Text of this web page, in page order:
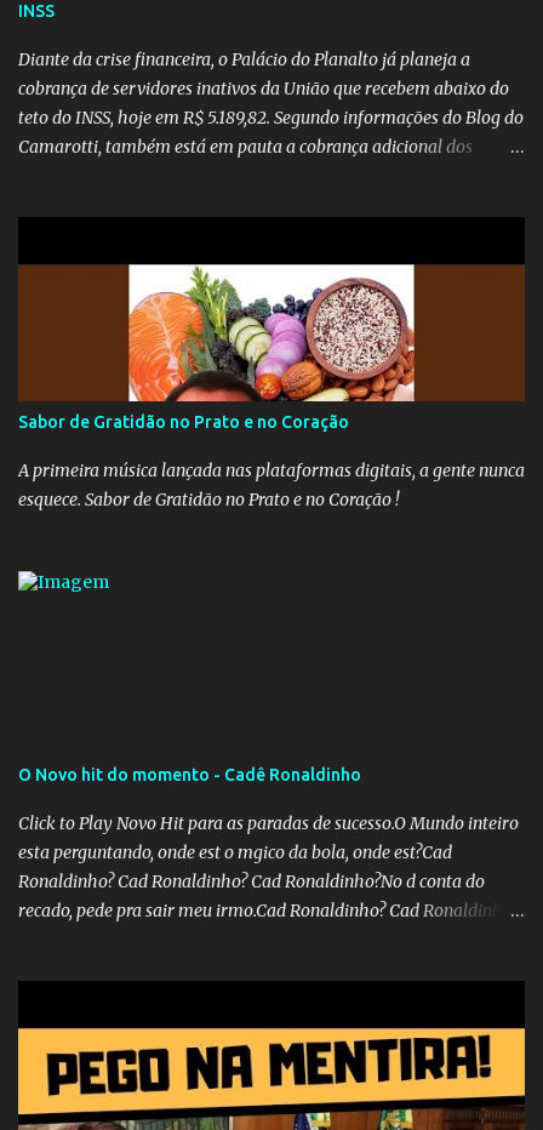
INSS
Diante da crise financeira, o Palácio do Planalto já planeja a
cobrança de servidores inativos da União que recebem abaixo do
teto do INSS, hoje em R$ 5.189,82. Segundo informações do Blog do
Camarotti, também está em pauta a cobrança adicional dos
a publicação, a reforma da Previdência Social também está sendo
analisada pelos governadores, que querem subir a taxa de
recolhimento. Nesse caso, seriam atingidos os inativos da União e
dos estados. Atualmente, o teto do INSS é de R$ 5.189,82
Sabor de Gratidão no Prato e no Coração
A primeira música lançada nas plataformas digitais, a gente nunca
esquece. Sabor de Gratidão no Prato e no Coração !
O Novo hit do momento - Cadê Ronaldinho
Click to Play Novo Hit para as paradas de sucesso.O Mundo inteiro
esta perguntando, onde est o mgico da bola, onde est?Cad
Ronaldinho? Cad Ronaldinho? Cad Ronaldinho?No d conta do
recado, pede pra sair meu irmo.Cad Ronaldinho? Cad Ronaldinho?